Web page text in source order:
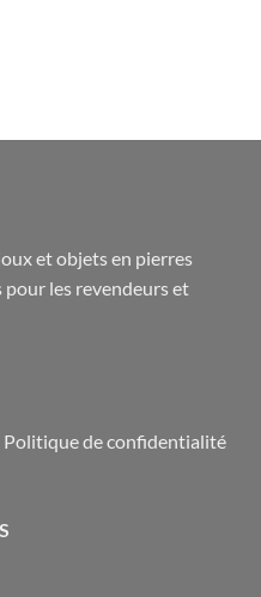
et objets en pierres
pour les revendeurs et
Politique de confidentialité